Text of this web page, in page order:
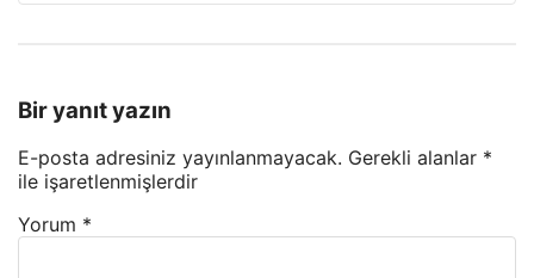
Bir yanıt yazın
E-posta adresiniz yayınlanmayacak. Gerekli alanlar *
ile işaretlenmişlerdir
Yorum *